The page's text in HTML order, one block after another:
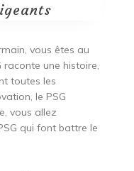
vous êtes au
une histoire,
toutes les
le PSG
vous allez
qui font battre le